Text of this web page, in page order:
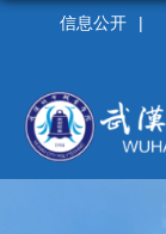
信息公开 |